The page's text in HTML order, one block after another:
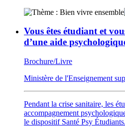
Vous êtes étudiant et
d’une aide
Brochure/Livre
Ministère de l'Enseignement
Pendant la crise sanitaire, les
accompagnement
le dispositif Santé Psy Étudiants.